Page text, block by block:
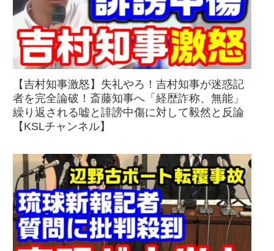
【吉村知事激怒】失礼やろ！吉村知事が迷惑記
者を完全論破！斎藤知事へ「経歴詐称、無能」
繰り返される嘘と誹謗中傷に対して毅然と反論
【KSLチャンネル】